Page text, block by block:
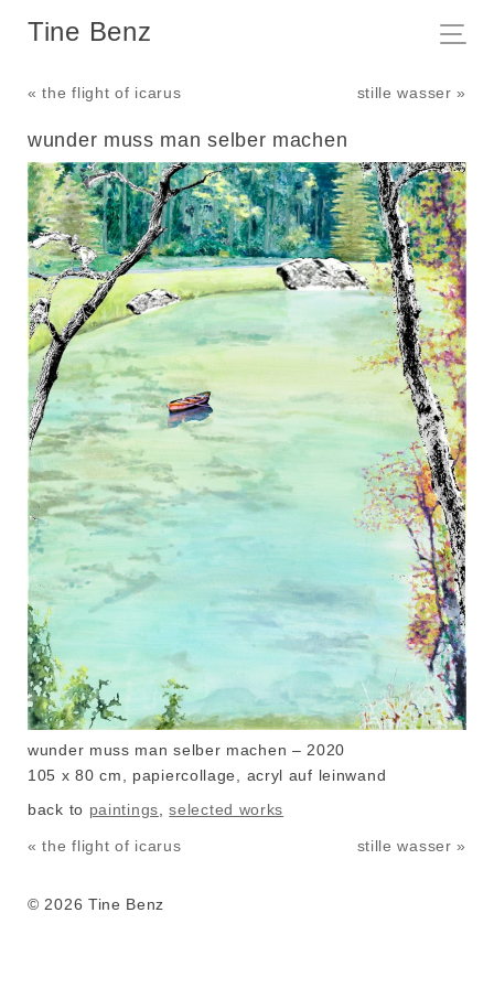
Tine Benz
stille wasser »
« the flight of icarus
wunder muss man selber machen
wunder muss man selber machen – 2020
105 x 80 cm, papiercollage, acryl auf leinwand
back to paintings ,selected works
stille wasser »
« the flight of icarus
© 2026 Tine Benz